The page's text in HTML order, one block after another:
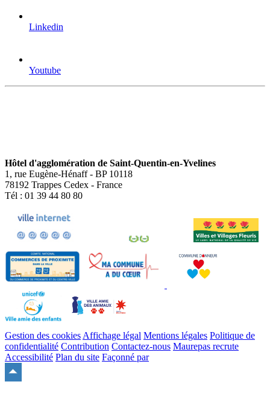
Linkedin
Youtube
Hôtel d'agglomération de Saint-Quentin-en-Yvelines
1, rue Eugène-Hénaff - BP 10118
78192 Trappes Cedex - France
Tél : 01 39 44 80 80
Gestion des cookies Affichage légal Mentions légales Politique de
confidentialité Contribution Contactez-nous Maurepas recrute
Accessibilité Plan du site Façonné par